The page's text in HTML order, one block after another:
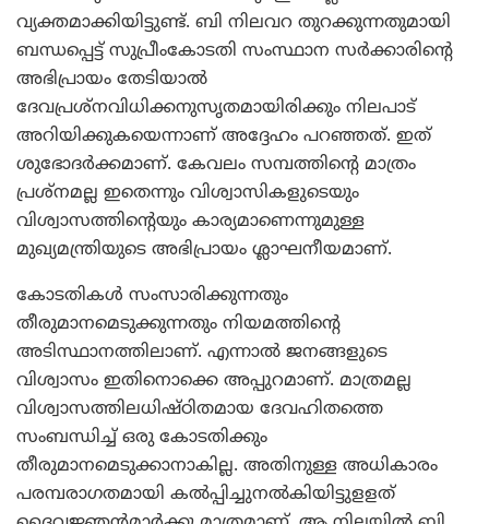
വ്യക്തമാക്കിയിട്ടുണ്ട്. ബി നിലവറ തുറക്കുന്നതുമായി
ബന്ധപ്പെട്ട് സുപ്രീംകോടതി സംസ്ഥാന സര്‍ക്കാരിന്റെ
അഭിപ്രായം തേടിയാല്‍
ദേവപ്രശ്‌നവിധിക്കനുസൃതമായിരിക്കും നിലപാട്
അറിയിക്കുകയെന്നാണ് അദ്ദേഹം പറഞ്ഞത്. ഇത്
ശുഭോദര്‍ക്കമാണ്. കേവലം സമ്പത്തിന്റെ മാത്രം
പ്രശ്‌നമല്ല ഇതെന്നും വിശ്വാസികളുടെയും
വിശ്വാസത്തിന്റെയും കാര്യമാണെന്നുമുള്ള
മുഖ്യമന്ത്രിയുടെ അഭിപ്രായം ശ്ലാഘനീയമാണ്.
കോടതികള്‍ സംസാരിക്കുന്നതും
തീരുമാനമെടുക്കുന്നതും നിയമത്തിന്റെ
അടിസ്ഥാനത്തിലാണ്. എന്നാല്‍ ജനങ്ങളുടെ
വിശ്വാസം ഇതിനൊക്കെ അപ്പുറമാണ്. മാത്രമല്ല
വിശ്വാസത്തിലധിഷ്ഠിതമായ ദേവഹിതത്തെ
സംബന്ധിച്ച് ഒരു കോടതിക്കും
തീരുമാനമെടുക്കാനാകില്ല. അതിനുള്ള അധികാരം
പരമ്പരാഗതമായി കല്‍പ്പിച്ചുനല്‍കിയിട്ടുളളത്